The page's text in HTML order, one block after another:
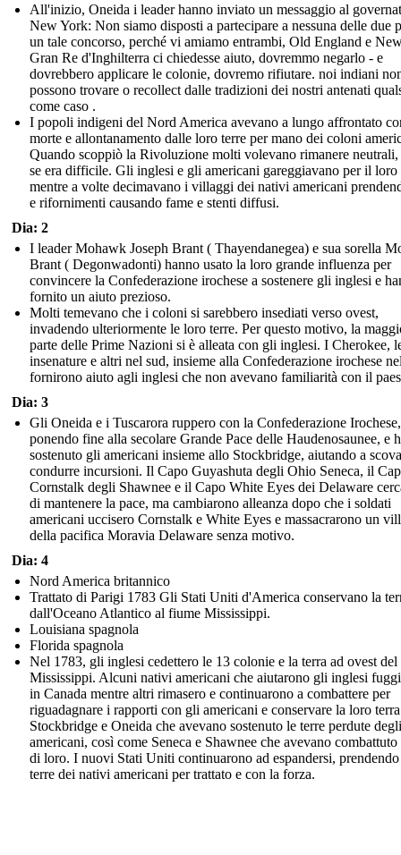
All'inizio, Oneida i leader hanno inviato un messaggio al
New York: Non siamo disposti a partecipare a nessuna delle due
un tale concorso, perché vi amiamo entrambi, Old England e
Gran Re d'Inghilterra ci chiedesse aiuto, dovremmo negarlo - e
dovrebbero applicare le colonie, dovremo rifiutare. noi indiani
possono trovare o recollect dalle tradizioni dei nostri antenati
come caso .
I popoli indigeni del Nord America avevano a lungo affrontato
morte e allontanamento dalle loro terre per mano dei coloni
Quando scoppiò la Rivoluzione molti volevano rimanere neutrali,
se era difficile. Gli inglesi e gli americani gareggiavano per il loro
mentre a volte decimavano i villaggi dei nativi americani
e rifornimenti causando fame e stenti diffusi.
Dia: 2
I leader Mohawk Joseph Brant ( Thayendanegea) e sua sorella
Brant ( Degonwadonti) hanno usato la loro grande influenza per
convincere la Confederazione irochese a sostenere gli inglesi e
fornito un aiuto prezioso.
Molti temevano che i coloni si sarebbero insediati verso ovest,
invadendo ulteriormente le loro terre. Per questo motivo, la
parte delle Prime Nazioni si è alleata con gli inglesi. I Cherokee,
insenature e altri nel sud, insieme alla Confederazione irochese
fornirono aiuto agli inglesi che non avevano familiarità con il
Dia: 3
Gli Oneida e i Tuscarora ruppero con la Confederazione Irochese,
ponendo fine alla secolare Grande Pace delle Haudenosaunee, e
sostenuto gli americani insieme allo Stockbridge, aiutando a
condurre incursioni. Il Capo Guyashuta degli Ohio Seneca, il
Cornstalk degli Shawnee e il Capo White Eyes dei Delaware
di mantenere la pace, ma cambiarono alleanza dopo che i soldati
americani uccisero Cornstalk e White Eyes e massacrarono un
della pacifica Moravia Delaware senza motivo.
Dia: 4
Nord America britannico
Trattato di Parigi 1783 Gli Stati Uniti d'America conservano la
dall'Oceano Atlantico al fiume Mississippi.
Louisiana spagnola
Florida spagnola
Nel 1783, gli inglesi cedettero le 13 colonie e la terra ad ovest
Mississippi. Alcuni nativi americani che aiutarono gli inglesi
in Canada mentre altri rimasero e continuarono a combattere per
riguadagnare i rapporti con gli americani e conservare la loro
Stockbridge e Oneida che avevano sostenuto le terre perdute degli
americani, così come Seneca e Shawnee che avevano
di loro. I nuovi Stati Uniti continuarono ad espandersi,
terre dei nativi americani per trattato e con la forza.